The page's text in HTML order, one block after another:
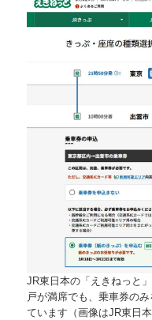
JR東日本の「えきねっと
戸が満席でも、乗車券の
ています（画像はJR東日